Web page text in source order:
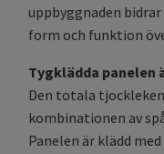
uppbyggnaden
form och funktion
Tygklädda panelen
Den totala
kombinationen av
Panelen är klädd